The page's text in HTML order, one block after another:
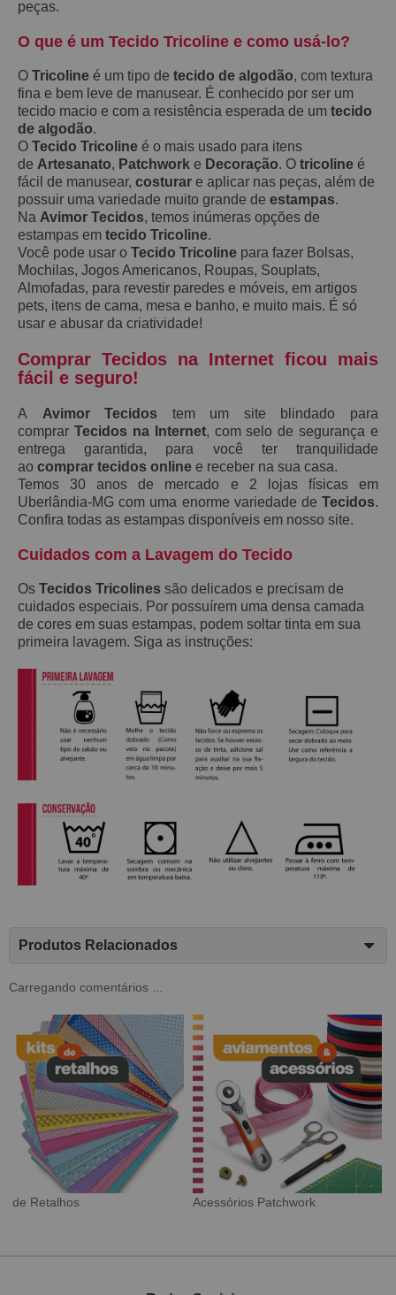
peças.
O que é um Tecido Tricoline e como usá-lo?
O Tricoline é um tipo de tecido de algodão, com textura
fina e bem leve de manusear. É conhecido por ser um
tecido macio e com a resistência esperada de um tecido
de algodão.
O Tecido Tricoline é o mais usado para itens
de Artesanato, Patchwork e Decoração. O tricoline é
fácil de manusear, costurar e aplicar nas peças, além de
possuir uma variedade muito grande de estampas.
Na Avimor Tecidos, temos inúmeras opções de
estampas em tecido Tricoline.
Você pode usar o Tecido Tricoline para fazer Bolsas,
Mochilas, Jogos Americanos, Roupas, Souplats,
Almofadas, para revestir paredes e móveis, em artigos
pets, itens de cama, mesa e banho, e muito mais. É só
usar e abusar da criatividade!
Comprar Tecidos na Internet ficou mais
fácil e seguro!
A Avimor Tecidos tem um site blindado para
comprar Tecidos na Internet, com selo de segurança e
entrega garantida, para você ter tranquilidade
ao comprar tecidos online e receber na sua casa.
Temos 30 anos de mercado e 2 lojas físicas em
Uberlândia-MG com uma enorme variedade de Tecidos.
Confira todas as estampas disponíveis em nosso site.
Cuidados com a Lavagem do Tecido
Os Tecidos Tricolines são delicados e precisam de
cuidados especiais. Por possuírem uma densa camada
de cores em suas estampas, podem soltar tinta em sua
primeira lavagem. Siga as instruções:
Produtos Relacionados
Carregando comentários ...
Tecido Digital Sarja Impermeável